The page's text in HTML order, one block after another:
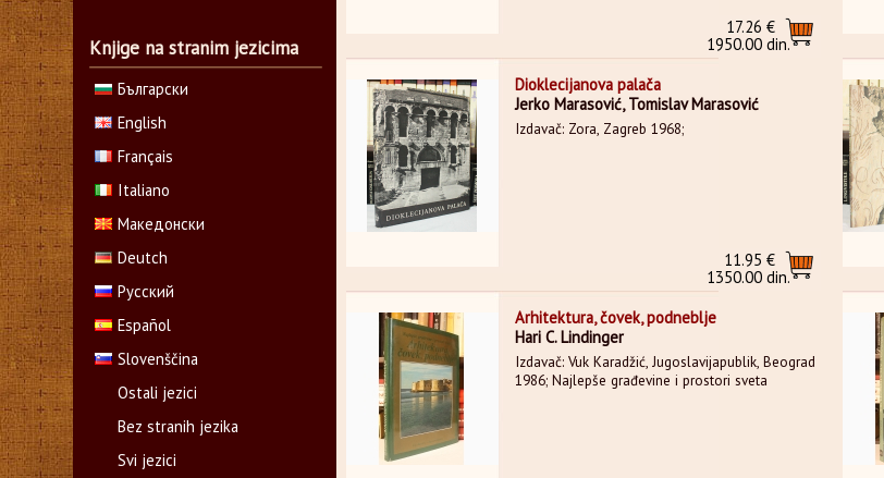
17.26 €
1950.00 din.
Dioklecijanova palača
Jerko Marasović, Tomislav Marasović
Izdavač: Zora, Zagreb 1968;
11.95 €
1350.00 din.
Arhitektura, čovek, podneblje
Hari C. Lindinger
Izdavač: Vuk Karadžić, Jugoslavijapublik, Beograd
1986; Najlepše građevine i prostori sveta
Knjige na stranim jezicima
Български
English
Français
Italiano
Македонски
Deutch
Русский
Español
Slovenščina
Ostali jezici
Bez stranih jezika
Svi jezici